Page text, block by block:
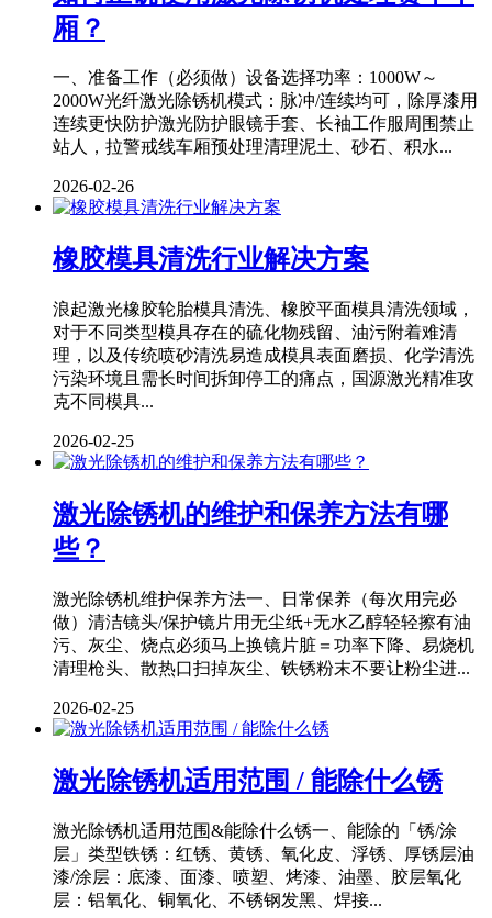
厢？
一、准备工作（必须做）设备选择功率：1000W～
2000W光纤激光除锈机模式：脉冲/连续均可，除厚漆用
连续更快防护激光防护眼镜手套、长袖工作服周围禁止
站人，拉警戒线车厢预处理清理泥土、砂石、积水...
2026-02-26
橡胶模具清洗行业解决方案
浪起激光橡胶轮胎模具清洗、橡胶平面模具清洗领域，
对于不同类型模具存在的硫化物残留、油污附着难清
理，以及传统喷砂清洗易造成模具表面磨损、化学清洗
污染环境且需长时间拆卸停工的痛点，国源激光精准攻
克不同模具...
2026-02-25
激光除锈机的维护和保养方法有哪
些？
激光除锈机维护保养方法一、日常保养（每次用完必
做）清洁镜头/保护镜片用无尘纸+无水乙醇轻轻擦有油
污、灰尘、烧点必须马上换镜片脏＝功率下降、易烧机
清理枪头、散热口扫掉灰尘、铁锈粉末不要让粉尘进...
2026-02-25
激光除锈机适用范围 / 能除什么锈
激光除锈机适用范围&能除什么锈一、能除的「锈/涂
层」类型铁锈：红锈、黄锈、氧化皮、浮锈、厚锈层油
漆/涂层：底漆、面漆、喷塑、烤漆、油墨、胶层氧化
层：铝氧化、铜氧化、不锈钢发黑、焊接...